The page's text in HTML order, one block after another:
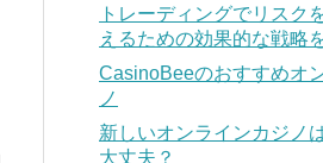
トレーディングでリスク
えるための効果的な戦略
CasinoBeeのおすすめオ
ノ
新しいオンラインカジノ
大丈夫？